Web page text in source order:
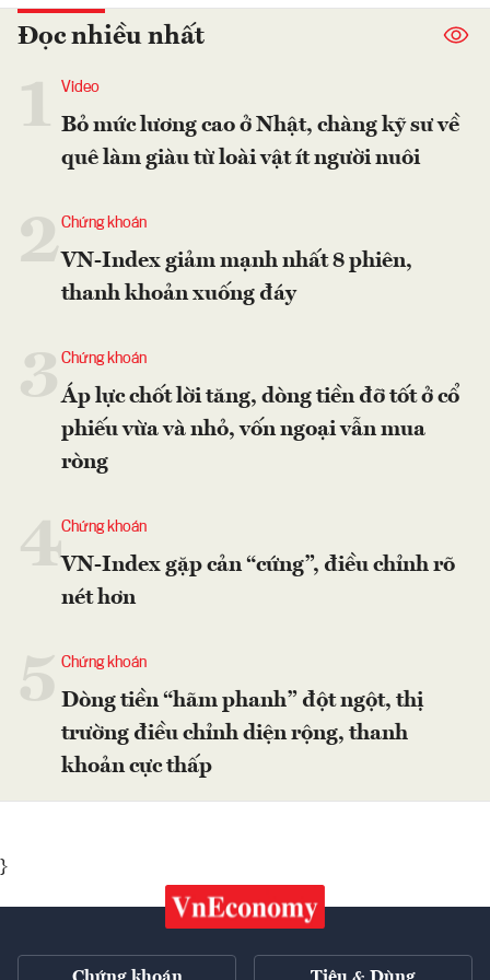
Đọc nhiều nhất
Video
Bỏ mức lương cao ở Nhật, chàng kỹ sư về
quê làm giàu từ loài vật ít người nuôi
2Chứng khoán
VN-Index giảm mạnh nhất 8 phiên,
thanh khoản xuống đáy
Chứng khoán
Áp lực chốt lời tăng, dòng tiền đỡ tốt ở cổ
phiếu vừa và nhỏ, vốn ngoại vẫn mua
ròng
4Chứng khoán
VN-Index gặp cản “cứng”, điều chỉnh rõ
nét hơn
Chứng khoán
Dòng tiền “hãm phanh” đột ngột, thị
trường điều chỉnh diện rộng, thanh
khoản cực thấp
}